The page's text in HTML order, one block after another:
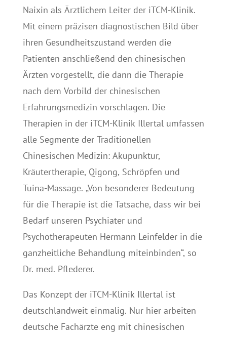
Naixin als Ärztlichem Leiter der iTCM-Klinik.
Mit einem präzisen diagnostischen Bild über
ihren Gesundheitszustand werden die
Patienten anschließend den chinesischen
Ärzten vorgestellt, die dann die Therapie
nach dem Vorbild der chinesischen
Erfahrungsmedizin vorschlagen. Die
Therapien in der iTCM-Klinik Illertal umfassen
alle Segmente der Traditionellen
Chinesischen Medizin: Akupunktur,
Kräutertherapie, Qigong, Schröpfen und
Tuina-Massage. „Von besonderer Bedeutung
für die Therapie ist die Tatsache, dass wir bei
Bedarf unseren Psychiater und
Psychotherapeuten Hermann Leinfelder in die
ganzheitliche Behandlung miteinbinden“, so
Dr. med. Pflederer.
Das Konzept der iTCM-Klinik Illertal ist
deutschlandweit einmalig. Nur hier arbeiten
deutsche Fachärzte eng mit chinesischen